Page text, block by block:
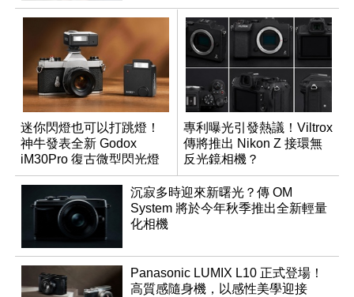
迷你閃燈也可以打跳燈！
神牛發表全新 Godox
iM30Pro 復古微型閃光燈
專利曝光引發熱議！Viltrox
傳將推出 Nikon Z 接環無
反光鏡相機？
沉寂多時迎來新曙光？傳 OM
System 將於今年秋季推出全新輕量
化相機
Panasonic LUMIX L10 正式登場！
高質感隨身機，以感性美學迎接